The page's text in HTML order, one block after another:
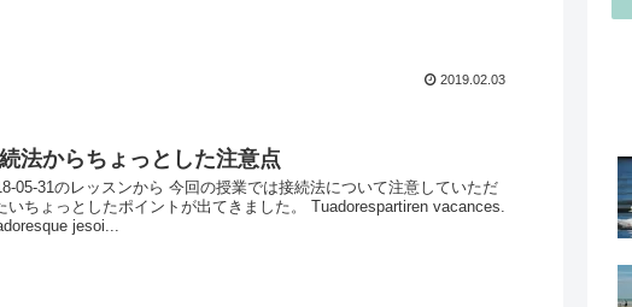
2019.02.03
法からちょっとした注意点
05-31のレッスンから 今回の授業では接続法について注意していただ
いちょっとしたポイントが出てきました。 Tuadorespartiren vacances.
jesoi...